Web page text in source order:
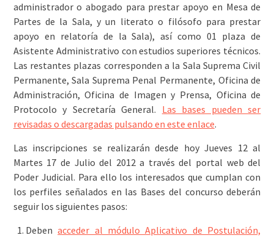
administrador o abogado para prestar apoyo en Mesa de
Partes de la Sala, y un literato o filósofo para prestar
apoyo en relatoría de la Sala), así como 01 plaza de
Asistente Administrativo con estudios superiores técnicos.
Las restantes plazas corresponden a la Sala Suprema Civil
Permanente, Sala Suprema Penal Permanente, Oficina de
Administración, Oficina de Imagen y Prensa, Oficina de
Protocolo y Secretaría General. Las bases pueden ser
revisadas o descargadas pulsando en este enlace.
Las inscripciones se realizarán desde hoy Jueves 12 al
Martes 17 de Julio del 2012 a través del portal web del
Poder Judicial. Para ello los interesados que cumplan con
los perfiles señalados en las Bases del concurso deberán
seguir los siguientes pasos:
Debenacceder al módulo Aplicativo de Postulación,